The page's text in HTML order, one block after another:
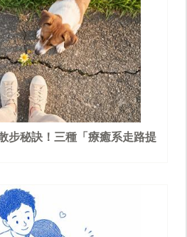
步秘訣！三種「療癒系走路提